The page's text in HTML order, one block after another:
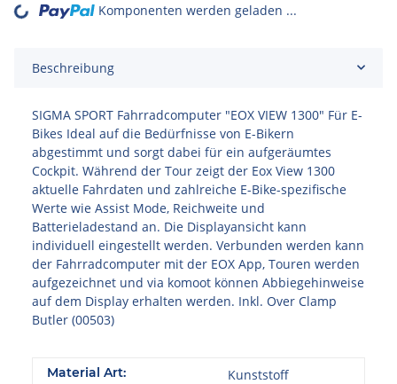
Loading... Komponenten werden geladen ...
Beschreibung
SIGMA SPORT Fahrradcomputer "EOX VIEW 1300" Für E-
Bikes Ideal auf die Bedürfnisse von E-Bikern
abgestimmt und sorgt dabei für ein aufgeräumtes
Cockpit. Während der Tour zeigt der Eox View 1300
aktuelle Fahrdaten und zahlreiche E-Bike-spezifische
Werte wie Assist Mode, Reichweite und
Batterieladestand an. Die Displayansicht kann
individuell eingestellt werden. Verbunden werden kann
der Fahrradcomputer mit der EOX App, Touren werden
aufgezeichnet und via komoot können Abbiegehinweise
auf dem Display erhalten werden. Inkl. Over Clamp
Butler (00503)
Material Art: Kunststoff